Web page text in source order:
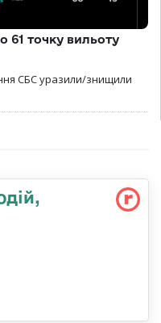
61 точку вильоту
СБС уразили/знищили